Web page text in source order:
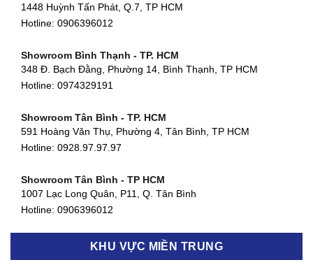
1448 Huỳnh Tấn Phát, Q.7, TP HCM
Hotline: 0906396012
Showroom Bình Thạnh - TP. HCM
348 Đ. Bạch Đằng, Phường 14, Bình Thạnh, TP HCM
Hotline: 0974329191
Showroom Tân Bình - TP. HCM
591 Hoàng Văn Thụ, Phường 4, Tân Bình, TP HCM
Hotline: 0928.97.97.97
Showroom Tân Bình - TP HCM
1007 Lạc Long Quân, P11, Q. Tân Bình
Hotline: 0906396012
Showroom Biên Hòa - Đồng Nai
KHU VỰC MIỀN TRUNG